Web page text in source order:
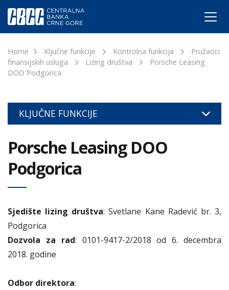
Home Ključne funkcije Kontrolna funkcija
Pružaoci
finansijskih usluga
Lizing društva
Porsche Leasing
DOO Podgorica
KLJUČNE FUNKCIJE
Porsche Leasing DOO
Podgorica
Sjedište lizing društva: Svetlane Kane Radević br. 3,
Podgorica
Dozvola za rad: 0101-9417-2/2018 od 6. decembra
2018. godine
Odbor direktora: